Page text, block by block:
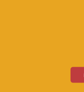
Praha 2,